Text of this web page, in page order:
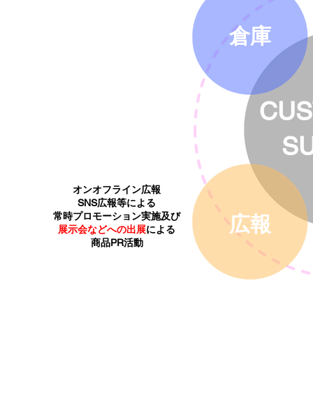
オンオフライン広報
SNS広報等による
常時プロモーション実施及び
展示会などへの出展による
商品PR活動
広報
倉庫